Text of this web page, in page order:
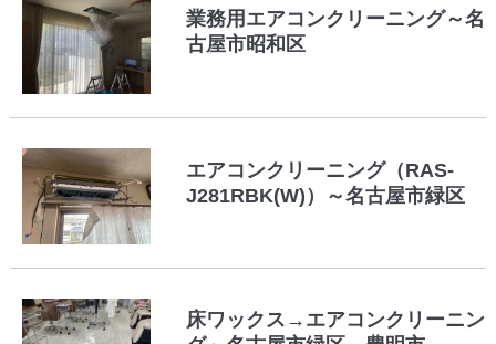
業務用エアコンクリーニング～名
古屋市昭和区
エアコンクリーニング（RAS-
J281RBK(W)）～名古屋市緑区
床ワックス→エアコンクリーニン